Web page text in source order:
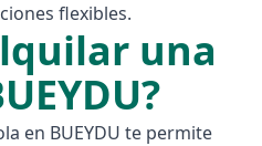
flexibles.
una
en BUEYDU te permite